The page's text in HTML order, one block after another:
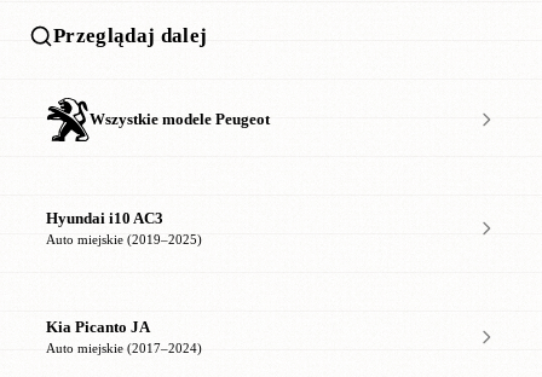
Przeglądaj dalej
Wszystkie modele Peugeot
Hyundai i10 AC3
Auto miejskie (2019–2025)
Kia Picanto JA
Auto miejskie (2017–2024)